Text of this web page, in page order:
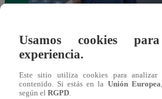
Alianza Lima: así anunció a Sergio
como nuevo fichaje para el Torneo
Usamos cookies
experiencia.
Este sitio utiliza cookies para
contenido. Si estás en la Unión Europea
según el RGPD.